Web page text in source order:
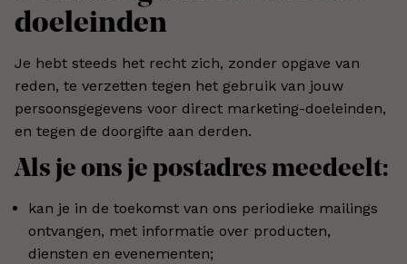
doeleinden
Je hebt steeds het recht zich, zonder opgave van
reden, te verzetten tegen het gebruik van jouw
persoonsgegevens voor direct marketing-doeleinden,
en tegen de doorgifte aan derden.
Als je ons je postadres meedeelt:
kan je in de toekomst van ons periodieke mailings
ontvangen, met informatie over producten,
diensten en evenementen;